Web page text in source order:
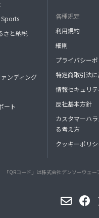
Sports
さと納税
ンディング
ート
各種規定
利用規約
細則
プライバシー
特定商取引法
情報セキュリ
反社基本方針
カスタマーハ
る考え方
クッキーポリシ
「QRコード」は株式会社デンソーウェー